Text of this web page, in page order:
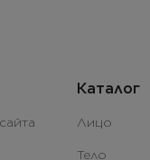
Каталог
Лицо
Тело